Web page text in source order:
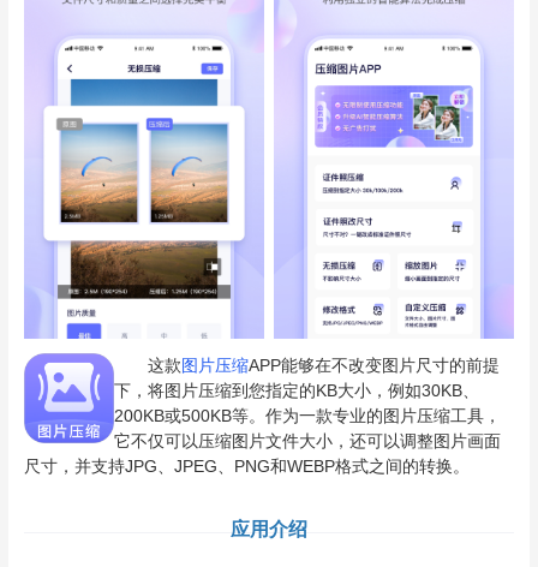
这款图片压缩APP能够在不改变图片尺寸的前提
下，将图片压缩到您指定的KB大小，例如30KB、
200KB或500KB等。作为一款专业的图片压缩工具，
它不仅可以压缩图片文件大小，还可以调整图片画面
尺寸，并支持JPG、JPEG、PNG和WEBP格式之间的转换。
应用介绍